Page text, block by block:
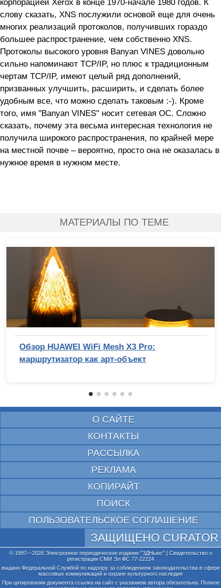
слову сказать, XNS послужили основой еще для очень
многих реализаций протоколов, получивших гораздо
большее распространение, чем собственно XNS.
Протоколы высокого уровня Banyan VINES довольно
сильно напоминают TCP/IP, но плюс к традиционным
чертам TCP/IP, имеют целый ряд дополнений,
призванных улучшить, расширить, и сделать более
удобным все, что можно сделать таковым :-). Кроме
того, имя "Banyan VINES" носит сетевая OC. Сложно
сказать, почему эта весьма интересная технология не
получила широкого распространения, по крайней мере
на местной почве – вероятно, просто она не оказалась в
нужное время в нужном месте.
МАТЕРИАЛЫ ПО ТЕМЕ
Обзор HUAWEI WiFi Mesh X3 Pro:
маршрутизатор как арт-объект
О САЙТЕ
КОНТАКТЫ
РАССЫЛКА
РЕКЛАМА
КОПИРАЙТ
ПОИСК
ПОЛЬЗОВАТЕЛЬСКОЕ СОГЛАШЕНИЕ
ЗАЩИЩЕНО CURATOR
© 1997—2026 Электронное периодическое издание "3ДНьюс" | Свидетельство о
регистрации СМИ Эл ФС 77-22224
выдано Федеральной Службой по надзору за соблюдением законодательства в сфере
массовых коммуникаций и охране культурного наследия
При цитировании документа ссылка на сайт с указанием автора обязательна. Полное